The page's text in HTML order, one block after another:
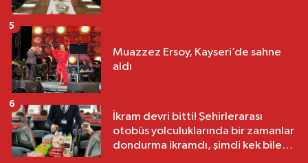
Muazzez Ersoy, Kayseri’de sahne
aldı
5
İkram devri bitti! Şehirlerarası
otobüs yolculuklarında bir zamanlar
dondurma ikramdı, şimdi kek bile
6